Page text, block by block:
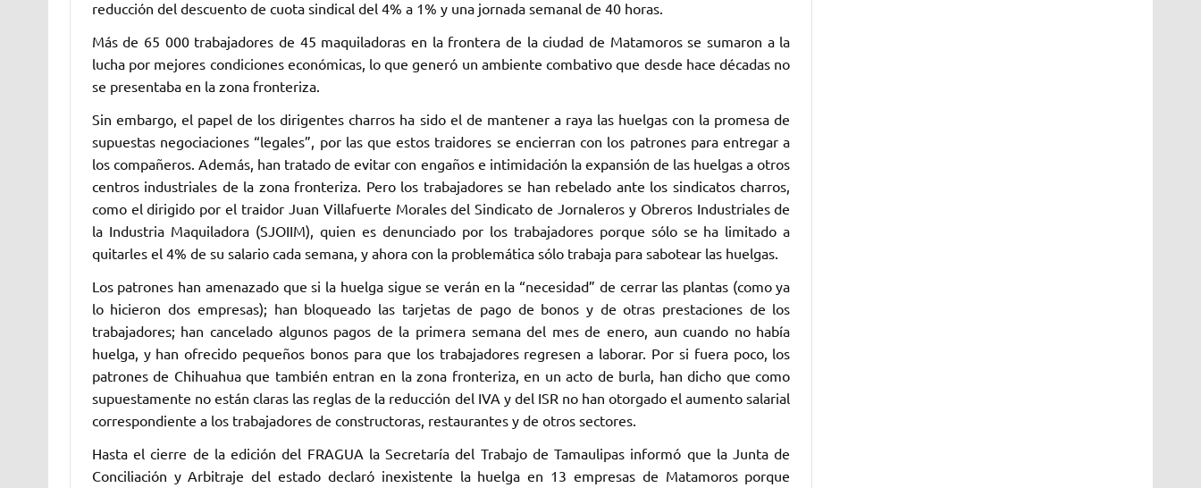
reducción del descuento de cuota sindical del 4% a 1% y una jornada semanal de 40 horas.
Más de 65 000 trabajadores de 45 maquiladoras en la frontera de la ciudad de Matamoros se sumaron a la
lucha por mejores condiciones económicas, lo que generó un ambiente combativo que desde hace décadas no
se presentaba en la zona fronteriza.
Sin embargo, el papel de los dirigentes charros ha sido el de mantener a raya las huelgas con la promesa de
supuestas negociaciones “legales”, por las que estos traidores se encierran con los patrones para entregar a
los compañeros. Además, han tratado de evitar con engaños e intimidación la expansión de las huelgas a otros
centros industriales de la zona fronteriza. Pero los trabajadores se han rebelado ante los sindicatos charros,
como el dirigido por el traidor Juan Villafuerte Morales del Sindicato de Jornaleros y Obreros Industriales de
la Industria Maquiladora (SJOIIM), quien es denunciado por los trabajadores porque sólo se ha limitado a
quitarles el 4% de su salario cada semana, y ahora con la problemática sólo trabaja para sabotear las huelgas.
Los patrones han amenazado que si la huelga sigue se verán en la “necesidad” de cerrar las plantas (como ya
lo hicieron dos empresas); han bloqueado las tarjetas de pago de bonos y de otras prestaciones de los
trabajadores; han cancelado algunos pagos de la primera semana del mes de enero, aun cuando no había
huelga, y han ofrecido pequeños bonos para que los trabajadores regresen a laborar. Por si fuera poco, los
patrones de Chihuahua que también entran en la zona fronteriza, en un acto de burla, han dicho que como
supuestamente no están claras las reglas de la reducción del IVA y del ISR no han otorgado el aumento salarial
correspondiente a los trabajadores de constructoras, restaurantes y de otros sectores.
Hasta el cierre de la edición del FRAGUA la Secretaría del Trabajo de Tamaulipas informó que la Junta de
Conciliación y Arbitraje del estado declaró inexistente la huelga en 13 empresas de Matamoros porque